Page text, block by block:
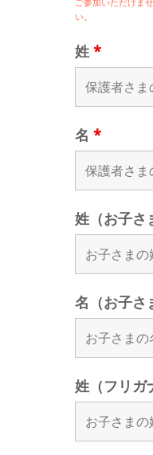
い。
姓 *
名 *
姓（お子さ
名（お子さ
姓（フリガ